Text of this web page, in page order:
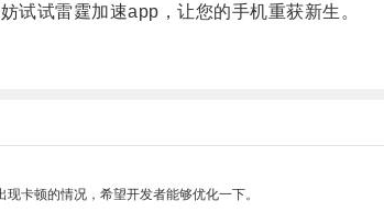
试雷霆加速app，让您的手机重获新生。
卡顿的情况，希望开发者能够优化一下。